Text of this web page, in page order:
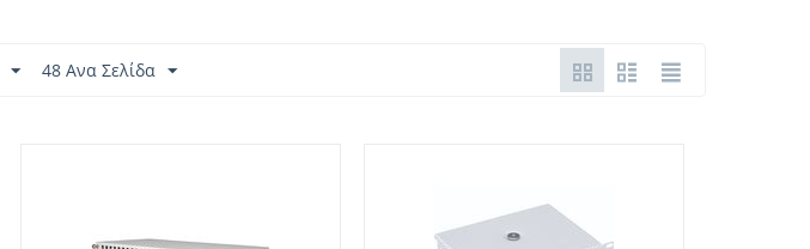
48 Ανα Σελίδα